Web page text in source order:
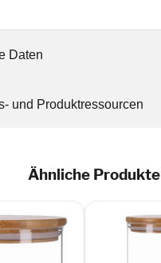
Daten
und Produktressourcen
Ähnliche Produkte